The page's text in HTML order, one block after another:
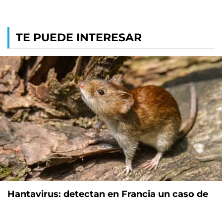
TE PUEDE INTERESAR
Hantavirus: detectan en Francia un caso de